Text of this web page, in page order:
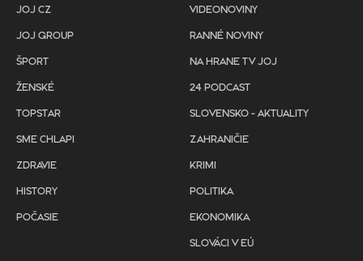
JOJ CZ
JOJ GROUP
ŠPORT
ŽENSKÉ
TOPSTAR
SME CHLAPI
ZDRAVIE
HISTORY
POČASIE
VIDEONOVINY
RANNÉ NOVINY
NA HRANE TV JOJ
24 PODCAST
SLOVENSKO - AKTUALITY
ZAHRANIČIE
KRIMI
POLITIKA
EKONOMIKA
SLOVÁCI V EÚ